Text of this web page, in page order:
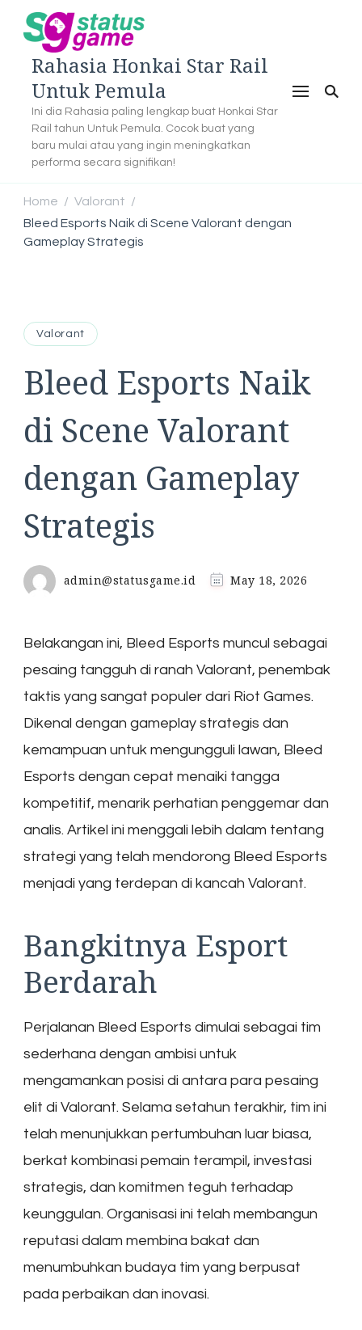
Rahasia Honkai Star Rail
Untuk Pemula
Ini dia Rahasia paling lengkap buat Honkai Star
Rail tahun Untuk Pemula. Cocok buat yang
baru mulai atau yang ingin meningkatkan
performa secara signifikan!
Home / Valorant /
Bleed Esports Naik di Scene Valorant dengan
Gameplay Strategis
Valorant
Bleed Esports Naik
di Scene Valorant
dengan Gameplay
Strategis
admin@statusgame.id May 18, 2026
Belakangan ini, Bleed Esports muncul sebagai
pesaing tangguh di ranah Valorant, penembak
taktis yang sangat populer dari Riot Games.
Dikenal dengan gameplay strategis dan
kemampuan untuk mengungguli lawan, Bleed
Esports dengan cepat menaiki tangga
kompetitif, menarik perhatian penggemar dan
analis. Artikel ini menggali lebih dalam tentang
strategi yang telah mendorong Bleed Esports
menjadi yang terdepan di kancah Valorant.
Bangkitnya Esport
Berdarah
Perjalanan Bleed Esports dimulai sebagai tim
sederhana dengan ambisi untuk
mengamankan posisi di antara para pesaing
elit di Valorant. Selama setahun terakhir, tim ini
telah menunjukkan pertumbuhan luar biasa,
berkat kombinasi pemain terampil, investasi
strategis, dan komitmen teguh terhadap
keunggulan. Organisasi ini telah membangun
reputasi dalam membina bakat dan
menumbuhkan budaya tim yang berpusat
pada perbaikan dan inovasi.